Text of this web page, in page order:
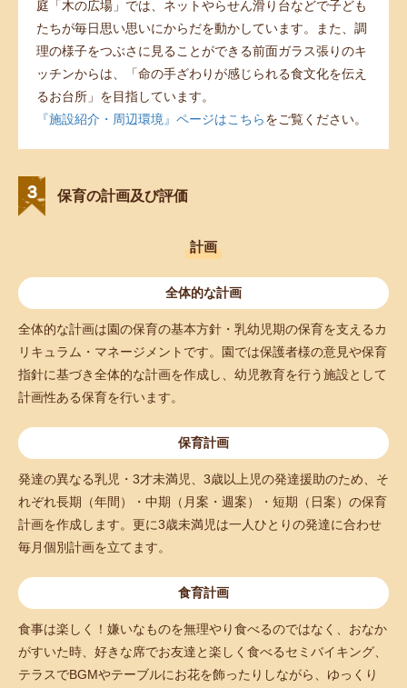
庭「木の広場」では、ネットやらせん滑り台などで子ども
たちが毎日思い思いにからだを動かしています。また、調
理の様子をつぶさに見ることができる前面ガラス張りのキ
ッチンからは、「命の手ざわりが感じられる食文化を伝え
るお台所」を目指しています。
『施設紹介・周辺環境』ページはこちらをご覧ください。
保育の計画及び評価
計画
全体的な計画
全体的な計画は園の保育の基本方針・乳幼児期の保育を支えるカ
リキュラム・マネージメントです。園では保護者様の意見や保育
指針に基づき全体的な計画を作成し、幼児教育を行う施設として
計画性ある保育を行います。
保育計画
発達の異なる乳児・3才未満児、3歳以上児の発達援助のため、そ
れぞれ長期（年間）・中期（月案・週案）・短期（日案）の保育
計画を作成します。更に3歳未満児は一人ひとりの発達に合わせ
毎月個別計画を立てます。
食育計画
食事は楽しく！嫌いなものを無理やり食べるのではなく、おなか
がすいた時、好きな席でお友達と楽しく食べるセミバイキング、
テラスでBGMやテーブルにお花を飾ったりしながら、ゆっくり